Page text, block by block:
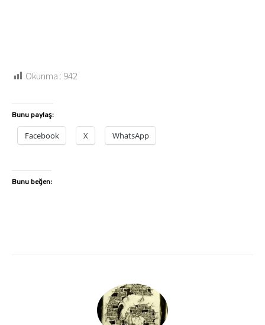
Okunma : 942
Bunu paylaş:
Facebook X WhatsApp
Bunu beğen: